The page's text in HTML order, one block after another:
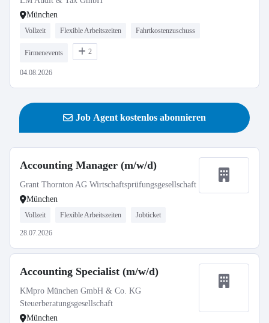
München
Vollzeit Flexible Arbeitszeiten Fahrtkostenzuschuss
Firmenevents 2
04.08.2026
Job Agent kostenlos abonnieren
Accounting Manager (m/w/d)
Grant Thornton AG Wirtschaftsprüfungsgesellschaft
München
Vollzeit Flexible Arbeitszeiten Jobticket
28.07.2026
Accounting Specialist (m/w/d)
KMpro München GmbH & Co. KG
Steuerberatungsgesellschaft
München